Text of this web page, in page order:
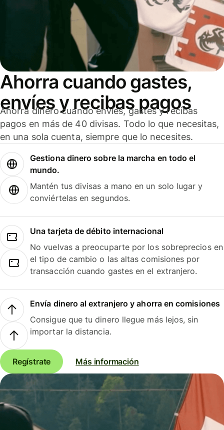
Ahorra cuando gastes,
envíes y recibas pagos
Ahorra dinero cuando envíes, gastes y recibas
pagos en más de 40 divisas. Todo lo que necesitas,
en una sola cuenta, siempre que lo necesites.
Gestiona dinero sobre la marcha en todo el
mundo.
Mantén tus divisas a mano en un solo lugar y
conviértelas en segundos.
Una tarjeta de débito internacional
No vuelvas a preocuparte por los sobreprecios en
el tipo de cambio o las altas comisiones por
transacción cuando gastes en el extranjero.
Envía dinero al extranjero y ahorra en comisiones
Consigue que tu dinero llegue más lejos, sin
importar la distancia.
Regístrate Más información